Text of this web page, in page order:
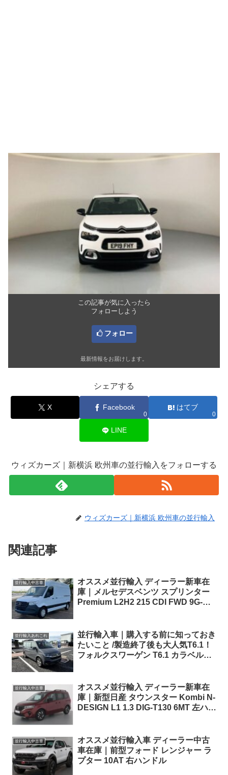
この記事が気に入ったら
フォローしよう
フォロー
最新情報をお届けします。
シェアする
X Facebook
0
はてブ
0
LINE
ウィズカーズ｜新横浜 欧州車の並行輸入をフォローする
ウィズカーズ｜新横浜 欧州車の並行輸入
関連記事
並行輸入中古車
オススメ並行輸入 ディーラー新車在
庫｜メルセデスベンツ スプリンター
Premium L2H2 215 CDI FWD 9G-
並行輸入あれこれ
並行輸入車｜購入する前に知っておき
たいこと /製造終了後も大人気T6.1！
フォルクスワーゲン T6.1 カラベルを
並行輸入中古車
オススメ並行輸入 ディーラー新車在
庫｜新型日産 タウンスター Kombi N-
DESIGN L1 1.3 DIG-T130 6MT 左ハン
並行輸入中古車
オススメ並行輸入車 ディーラー中古
車在庫｜前型フォード レンジャー ラ
プター 10AT 右ハンドル